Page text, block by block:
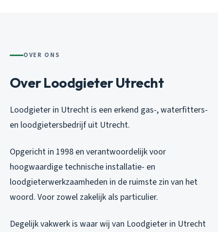
OVER ONS
Over Loodgieter Utrecht
Loodgieter in Utrecht is een erkend gas-, waterfitters-
en loodgietersbedrijf uit Utrecht.
Opgericht in 1998 en verantwoordelijk voor
hoogwaardige technische installatie- en
loodgieterwerkzaamheden in de ruimste zin van het
woord. Voor zowel zakelijk als particulier.
Degelijk vakwerk is waar wij van Loodgieter in Utrecht